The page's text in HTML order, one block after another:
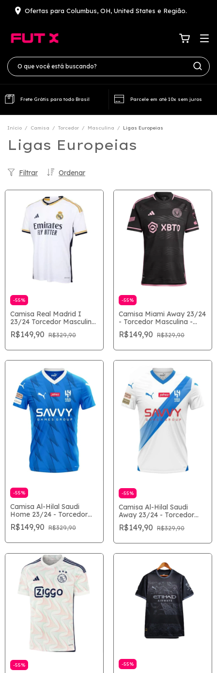
Ofertas para Columbus, OH, United States e Região.
Frete Grátis para todo Brasil Parcele em até 10x sem juros
Início / Camisa / Torcedor / Masculina / Ligas Europeias
Ligas Europeias
Ordenar
Filtrar
-55%
Camisa Real Madrid I
23/24 Torcedor Masculina
- Branco
R$149,90 R$329,90
-55%
Camisa Miami Away 23/24
- Torcedor Masculina -
Preto
R$149,90 R$329,90
-55%
Camisa Al-Hilal Saudi
Home 23/24 - Torcedor
Masculina - Azul
R$149,90 R$329,90
-55%
Camisa Al-Hilal Saudi
Away 23/24 - Torcedor
Masculina - Branco
R$149,90 R$329,90
-55% -55%